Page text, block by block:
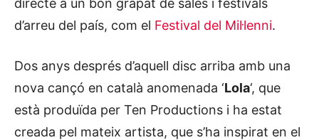
directe a un bon grapat de sales i festivals
d’arreu del país, com el Festival del Mil·lenni.
Dos anys després d’aquell disc arriba amb una
nova cançó en català anomenada ‘Lola‘, que
està produïda per Ten Productions i ha estat
creada pel mateix artista, que s’ha inspirat en el